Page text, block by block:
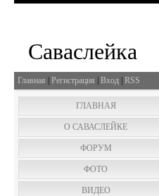
Саваслейка
Главная Регистрация Вход RSS
ГЛАВНАЯ
О САВАСЛЕЙКЕ
ФОРУМ
ФОТО
ВИДЕО